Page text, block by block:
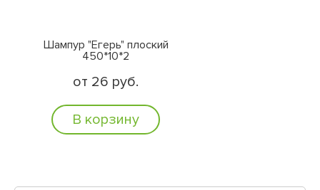
Шампур "Егерь" плоский
450*10*2
от 26 руб.
В корзину